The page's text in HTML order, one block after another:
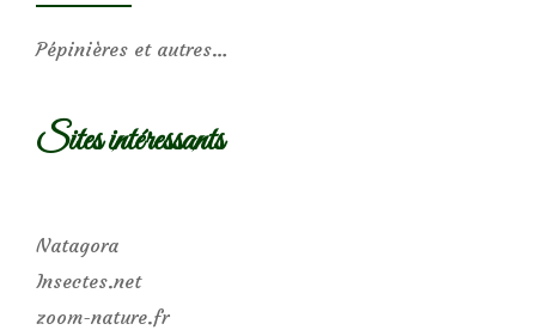
Pépinières et autres…
Sites intéressants
Natagora
Insectes.net
zoom-nature.fr